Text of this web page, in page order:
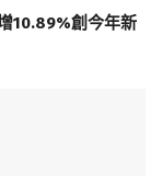
10.89%創今年新